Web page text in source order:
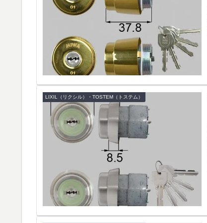
LIXIL（リクシル）・TOSTEM（トステム）